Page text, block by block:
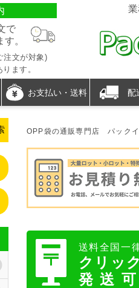
で
。
注文が対象)
ます。
お支払い・送料 配
OPP袋の通販専門店 パックイ
送料全国一
クリッ
発送